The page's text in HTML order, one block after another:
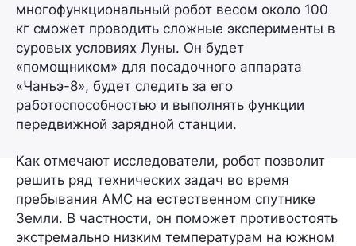
многофункциональный робот весом около 100
кг сможет проводить сложные эксперименты в
суровых условиях Луны. Он будет
«помощником» для посадочного аппарата
«Чанъэ-8», будет следить за его
работоспособностью и выполнять функции
передвижной зарядной станции.
Как отмечают исследователи, робот позволит
решить ряд технических задач во время
пребывания АМС на естественном спутнике
Земли. В частности, он поможет противостоять
экстремально низким температурам на южном